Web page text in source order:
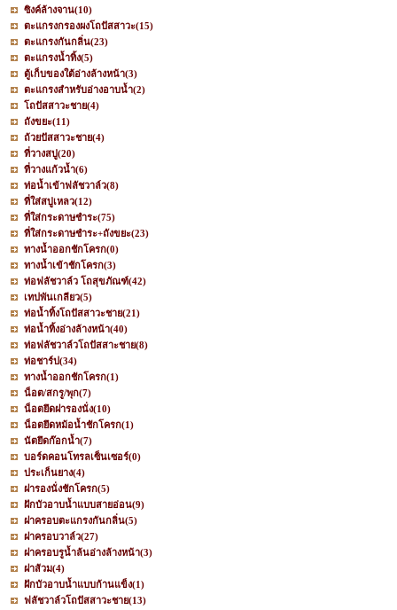
ซิงค์ล้างจาน(10)
ตะแกรงกรองผงโถปัสสาวะ(15)
ตะแกรงกันกลิ่น(23)
ตะแกรงน้ำทิ้ง(5)
ตู้เก็บของใต้อ่างล้างหน้า(3)
ตะแกรงสำหรับอ่างอาบน้ำ(2)
โถปัสสาวะชาย(4)
ถังขยะ(11)
ถ้วยปัสสาวะชาย(4)
ที่วางสบู่(20)
ที่วางแก้วน้ำ(6)
ท่อน้ำเข้าฟลัชวาล์ว(8)
ที่ใส่สบู่เหลว(12)
ที่ใส่กระดาษชำระ(75)
ที่ใส่กระดาษชำระ+ถังขยะ(23)
ทางน้ำออกชักโครก(0)
ทางน้ำเข้าชักโครก(3)
ท่อฟลัชวาล์ว โถสุขภัณฑ์(42)
เทปพันเกลียว(5)
ท่อน้ำทิ้งโถปัสสาวะชาย(21)
ท่อน้ำทิ้งอ่างล้างหน้า(40)
ท่อฟลัชวาล์วโถปัสสาะชาย(8)
ท่อชาร์ป(34)
ทางน้ำออกชักโครก(1)
น็อต/สกรู/พุก(7)
น็อตยึดฝารองนั่ง(10)
น็อตยึดหม้อน้ำชักโครก(1)
นัตยึดก๊อกน้ำ(7)
บอร์ดคอนโทรลเซ็นเซอร์(0)
ประเก็นยาง(4)
ฝารองนั่งชักโครก(5)
ฝักบัวอาบน้ำแบบสายอ่อน(9)
ฝาครอบตะแกรงกันกลิ่น(5)
ฝาครอบวาล์ว(27)
ฝาครอบรูน้ำล้นอ่างล้างหน้า(3)
ฝาส้วม(4)
ฝักบัวอาบน้ำแบบก้านแข็ง(1)
ฟลัชวาล์วโถปัสสาวะชาย(13)